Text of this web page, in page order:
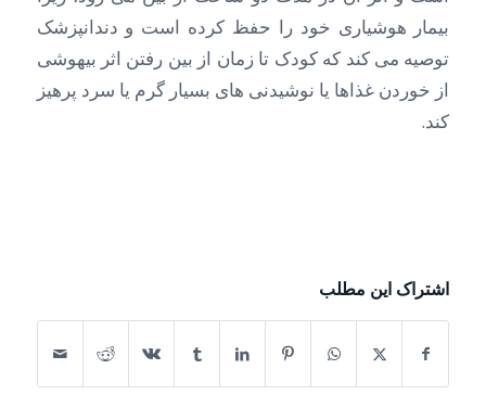
بیمار هوشیاری خود را حفظ کرده است و دندانپزشک
توصیه می کند که کودک تا زمان از بین رفتن اثر بیهوشی
از خوردن غذاها یا نوشیدنی های بسیار گرم یا سرد پرهیز
کند.
اشتراک این مطلب